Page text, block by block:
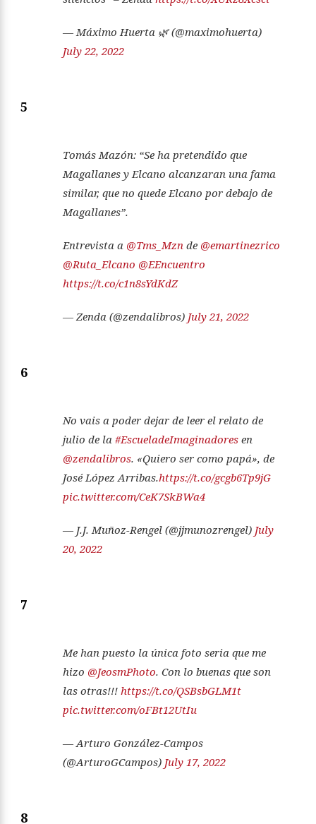
— Máximo Huerta 🌿 (@maximohuerta)
July 22, 2022
5
Tomás Mazón: “Se ha pretendido que
Magallanes y Elcano alcanzaran una fama
similar, que no quede Elcano por debajo de
Magallanes”.
Entrevista a @Tms_Mzn de @emartinezrico
@Ruta_Elcano @EEncuentro
https://t.co/c1n8sYdKdZ
— Zenda (@zendalibros) July 21, 2022
6
No vais a poder dejar de leer el relato de
julio de la #EscueladeImaginadores en
@zendalibros. «Quiero ser como papá», de
José López Arribas.https://t.co/gcgb6Tp9jG
pic.twitter.com/CeK7SkBWa4
— J.J. Muñoz-Rengel (@jjmunozrengel) July
20, 2022
7
Me han puesto la única foto seria que me
hizo @JeosmPhoto. Con lo buenas que son
las otras!!! https://t.co/QSBsbGLM1t
pic.twitter.com/oFBt12UtIu
— Arturo González-Campos
(@ArturoGCampos) July 17, 2022
8